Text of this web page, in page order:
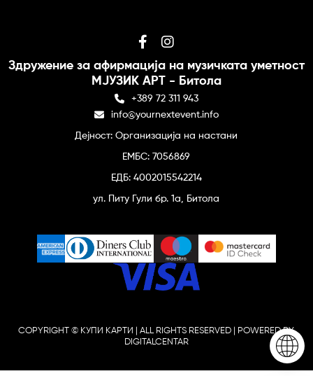
Здружение за афирмација на музичката уметност
МЈУЗИК АРТ - Битола
+389 72 311 943
info@yournextevent.info
Дејност: Организација на настани
ЕМБС: 7056869
ЕДБ: 4002015542214
ул. Питу Гули бр. 1а, Битола
COPYRIGHT © КУПИ КАРТИ | ALL RIGHTS RESERVED | POWERED BY
DIGITALCENTAR